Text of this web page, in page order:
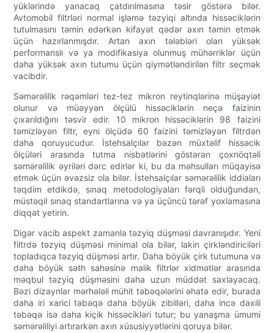
yüklərində yanacaq çatdırılmasına təsir göstərə bilər.
Avtomobil filtrləri normal işləmə təzyiqi altında hissəciklərin
tutulmasını təmin edərkən kifayət qədər axın təmin etmək
üçün hazırlanmışdır. Artan axın tələbləri olan yüksək
performanslı və ya modifikasiya olunmuş mühərriklər üçün
daha yüksək axın tutumu üçün qiymətləndirilən filtr seçmək
vacibdir.
Səmərəlilik rəqəmləri tez-tez mikron reytinqlərinə müşayiət
olunur və müəyyən ölçülü hissəciklərin neçə faizinin
çıxarıldığını təsvir edir. 10 mikron hissəciklərin 98 faizini
təmizləyən filtr, eyni ölçüdə 60 faizini təmizləyən filtrdən
daha qoruyucudur. İstehsalçılar bəzən müxtəlif hissəcik
ölçüləri arasında tutma nisbətlərini göstərən çoxnöqtəli
səmərəlilik əyriləri dərc edirlər ki, bu da məhsulları müqayisə
etmək üçün əvəzsiz ola bilər. İstehsalçılar səmərəlilik iddiaları
təqdim etdikdə, sınaq metodologiyaları fərqli olduğundan,
müstəqil sınaq standartlarına və ya üçüncü tərəf yoxlamasına
diqqət yetirin.
Digər vacib aspekt zamanla təzyiq düşməsi davranışıdır. Yeni
filtrdə təzyiq düşməsi minimal ola bilər, lakin çirkləndiriciləri
topladıqca təzyiq düşməsi artır. Daha böyük çirk tutumuna və
daha böyük səth sahəsinə malik filtrlər xidmətlər arasında
məqbul təzyiq düşməsini daha uzun müddət saxlayacaq.
Bəzi dizaynlar mərhələli mühit təbəqələrini əhatə edir, burada
daha iri xarici təbəqə daha böyük zibilləri, daha incə daxili
təbəqə isə daha kiçik hissəcikləri tutur; bu yanaşma ümumi
səmərəliliyi artırarkən axın xüsusiyyətlərini qoruya bilər.